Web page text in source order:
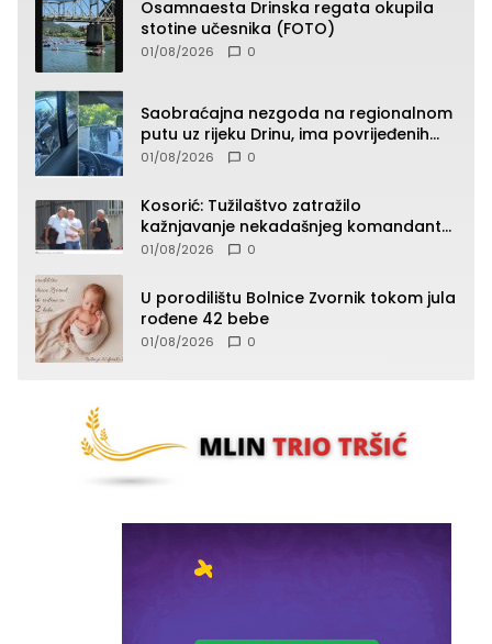
Osamnaesta Drinska regata okupila
stotine učesnika (FOTO)
01/08/2026 0
Saobraćajna nezgoda na regionalnom
putu uz rijeku Drinu, ima povrijeđenih
lica (FOTO)
01/08/2026 0
Kosorić: Tužilaštvo zatražilo
kažnjavanje nekadašnjeg komandanta
Vlaseničke brigade
01/08/2026 0
U porodilištu Bolnice Zvornik tokom jula
rođene 42 bebe
01/08/2026 0